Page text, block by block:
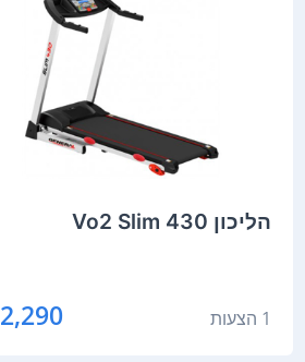
הליכון Vo2 Slim 430
1 הצעות 2,290 ₪